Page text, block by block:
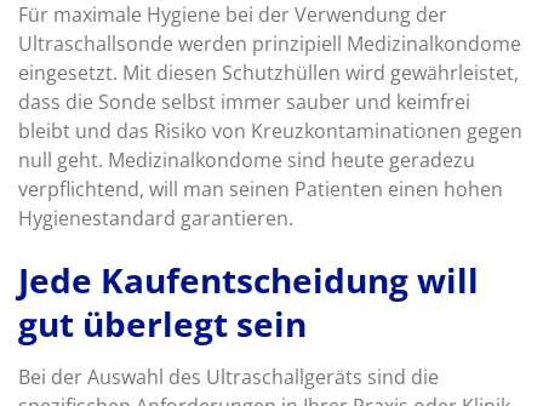
Für maximale Hygiene bei der Verwendung der
Ultraschallsonde werden prinzipiell Medizinalkondome
eingesetzt. Mit diesen Schutzhüllen wird gewährleistet,
dass die Sonde selbst immer sauber und keimfrei
bleibt und das Risiko von Kreuzkontaminationen gegen
null geht. Medizinalkondome sind heute geradezu
verpflichtend, will man seinen Patienten einen hohen
Hygienestandard garantieren.
Jede Kaufentscheidung will
gut überlegt sein
Bei der Auswahl des Ultraschallgeräts sind die